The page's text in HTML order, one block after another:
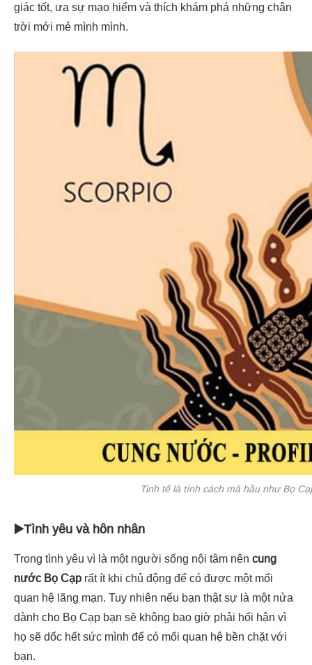
giác tốt, ưa sự mạo hiểm và thích khám phá những chân
trời mới mẻ mình mình.
Tinh tế là tính cách mà hầu như Bọ
▶️Tình yêu và hôn nhân
Trong tình yêu vì là một người sống nội tâm nên cung
nước Bọ Cạp rất ít khi chủ động để có được một mối
quan hệ lãng mạn. Tuy nhiên nếu bạn thật sự là một nửa
dành cho Bọ Cạp bạn sẽ không bao giờ phải hối hận vì
họ sẽ dốc hết sức mình để có mối quan hệ bền chặt với
bạn.